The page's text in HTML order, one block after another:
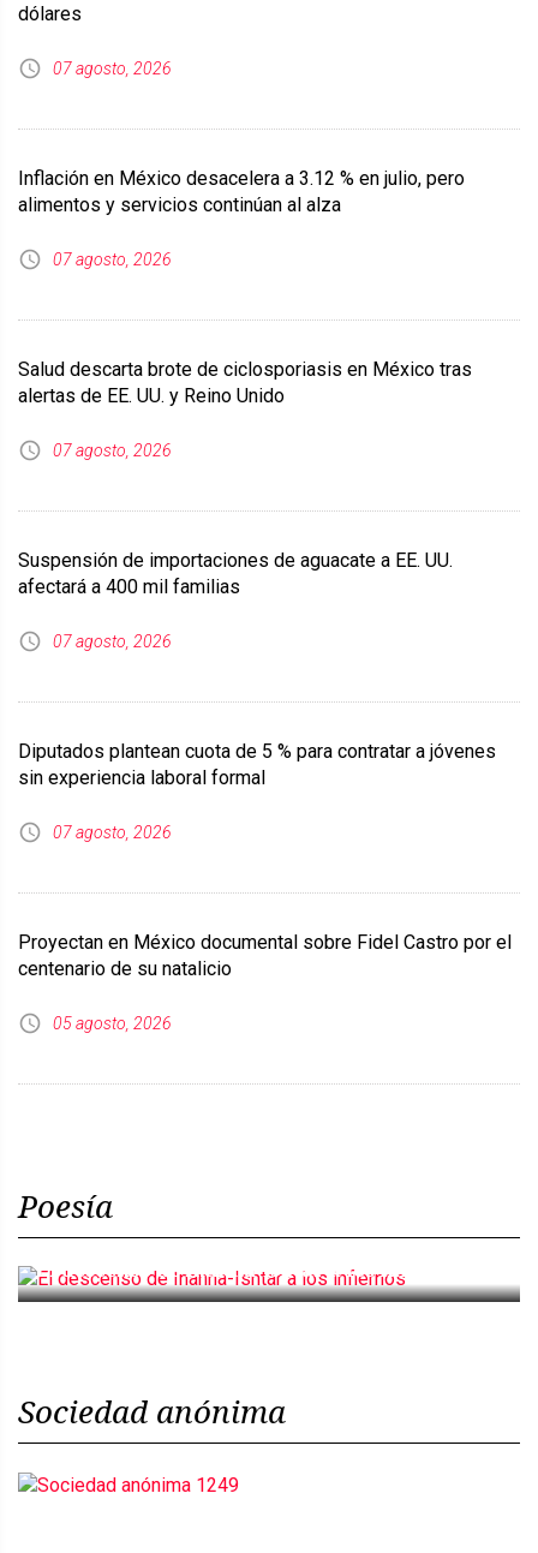
dólares
07 agosto, 2026
Inflación en México desacelera a 3.12 % en julio, pero
alimentos y servicios continúan al alza
07 agosto, 2026
Salud descarta brote de ciclosporiasis en México tras
alertas de EE. UU. y Reino Unido
07 agosto, 2026
Suspensión de importaciones de aguacate a EE. UU.
afectará a 400 mil familias
07 agosto, 2026
Diputados plantean cuota de 5 % para contratar a jóvenes
sin experiencia laboral formal
07 agosto, 2026
Proyectan en México documental sobre Fidel Castro por el
centenario de su natalicio
05 agosto, 2026
Poesía
El descenso de Inanna-Ishtar a los infiernos
Sociedad anónima